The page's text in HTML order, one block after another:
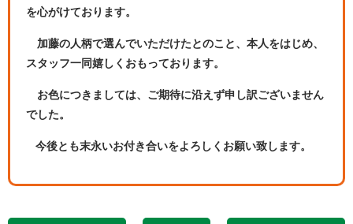
を心がけております。
加藤の人柄で選んでいただけたとのこと、本人をはじめ、
スタッフ一同嬉しくおもっております。
お色につきましては、ご期待に沿えず申し訳ございません
でした。
今後とも末永いお付き合いをよろしくお願い致します。